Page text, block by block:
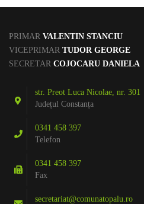
PRIMAR VALENTIN STANCIU
VICEPRIMAR TUDOR GEORGE
SECRETAR COJOCARU DANIELA
str. Preot Luca Nicolae, nr. 301
Județul Constanța
0341 458 397
Telefon
0341 458 397
Fax
secretariat@comunatopalu.ro